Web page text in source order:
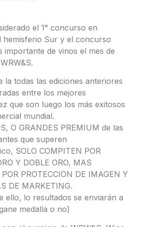
el 1° concurso en
hemisferio Sur y el concurso
importante de vinos el mes de
la todas las ediciones anteriores
entre los mejores
que son luego los más exitosos
mundial.
O GRANDES PREMIUM de las
que superen
SOLO COMPITEN POR
Y DOBLE ORO, MAS
PROTECCION DE IMAGEN Y
DE MARKETING.
ello, lo resultados se enviarán a
medalla o no)